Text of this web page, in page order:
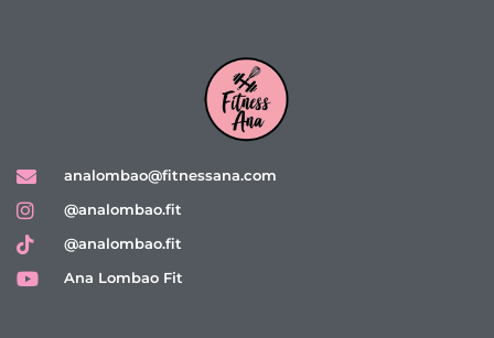
analombao@fitnessana.com
@analombao.fit
@analombao.fit
Ana Lombao Fit